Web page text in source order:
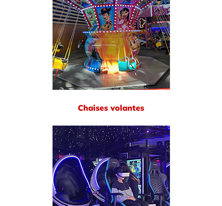
Chaises volantes